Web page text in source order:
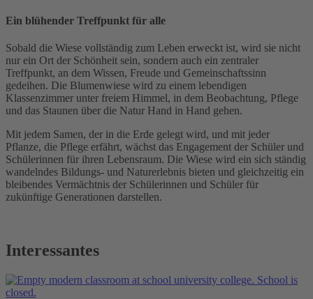
Ein blühender Treffpunkt für alle
Sobald die Wiese vollständig zum Leben erweckt ist, wird sie nicht
nur ein Ort der Schönheit sein, sondern auch ein zentraler
Treffpunkt, an dem Wissen, Freude und Gemeinschaftssinn
gedeihen. Die Blumenwiese wird zu einem lebendigen
Klassenzimmer unter freiem Himmel, in dem Beobachtung, Pflege
und das Staunen über die Natur Hand in Hand gehen.
Mit jedem Samen, der in die Erde gelegt wird, und mit jeder
Pflanze, die Pflege erfährt, wächst das Engagement der Schüler und
Schülerinnen für ihren Lebensraum. Die Wiese wird ein sich ständig
wandelndes Bildungs- und Naturerlebnis bieten und gleichzeitig ein
bleibendes Vermächtnis der Schülerinnen und Schüler für
zukünftige Generationen darstellen.
Interessantes